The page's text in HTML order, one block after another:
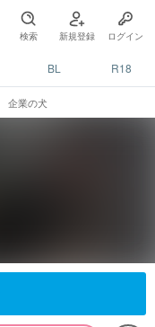
検索 新規登録 ログイン
BL R18
企業の犬